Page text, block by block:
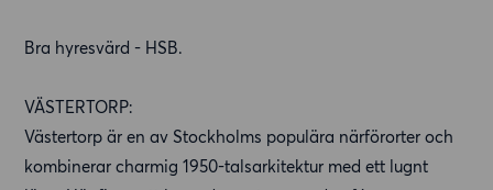
Bra hyresvärd - HSB.
VÄSTERTORP:
Västertorp är en av Stockholms populära närförorter och
kombinerar charmig 1950-talsarkitektur med ett lugnt